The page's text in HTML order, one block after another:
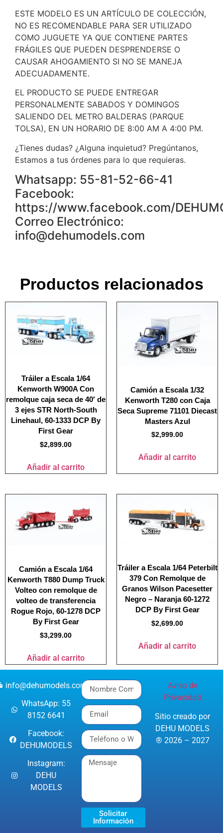
ESTE MODELO ES UN ARTÍCULO DE COLECCIÓN,
NO ES RECOMENDABLE PARA SER UTILIZADO
COMO JUGUETE YA QUE CONTIENE PARTES
FRÁGILES QUE PUEDEN DESPRENDERSE O
CAUSAR AHOGAMIENTO SI NO SE MANEJA
ADECUADAMENTE.
EL PRODUCTO SE PUEDE ENTREGAR
PERSONALMENTE SABADOS Y DOMINGOS
SALIENDO DEL METRO BALDERAS (PARQUE
TOLSA), EN UN HORARIO DE 8:00 AM A 4:00 PM.
¿Tienes dudas? ¿Alguna inquietud? Pregúntanos,
Estamos a tus órdenes para lo que requieras.
Whatsapp: 55-81-52-66-41
Facebook:
https://www.facebook.com/
Correo Electrónico:
info@dehumodels.com
Productos relacionados
Tráiler a Escala 1/64
Kenworth W900A Con
remolque caja seca de 40′ de
3 ejes STR North-South
Linehaul, 60-1333 DCP By
First Gear
$2,899.00
Añadir al carrito
Camión a Escala 1/32
Kenworth T280 con Caja
Seca Supreme 71101 Diecast
Masters Azul
$2,999.00
Añadir al carrito
Camión a Escala 1/64
Kenworth T880 Dump Truck
Volteo con remolque de
volteo de transferencia
Rogue Rojo, 60-1278 DCP
By First Gear
$3,299.00
Añadir al carrito
Tráiler a Escala 1/64 Peterbilt
379 Con Remolque de
Granos Wilson Pacesetter
Negro – Naranja 60-1272
DCP By First Gear
$2,699.00
Añadir al carrito
info@dehumodels.com
WhatsApp: 55
8152 6641
Facebook:
DEHUMODELS
Instagram:
DEHU
MODELS
Solicitar
Información
Aviso de
Privacidad
Sitio creado por
DEHU MODELS
® 2026 – 2027